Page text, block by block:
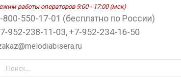
работы операторов 9:00 - 17:00 (мск)
800-550-17-01 (бесплатно по России)
952-238-11-03, +7-952-234-16-50